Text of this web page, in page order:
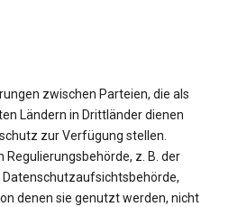
zwischen Parteien, die als
Ländern in Drittländer dienen
zur Verfügung stellen.
z. B. der
Datenschutzaufsichtsbehörde,
denen sie genutzt werden, nicht